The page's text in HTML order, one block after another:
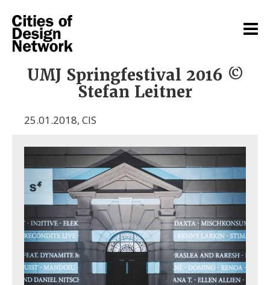
UMJ Springfestival 2016 ©
Stefan Leitner
25.01.2018, CIS